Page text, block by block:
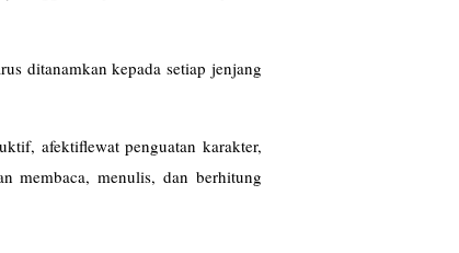
ditanamkan kepada setiap jenjang
afektiflewat penguatan karakter,
membaca, menulis, dan berhitung